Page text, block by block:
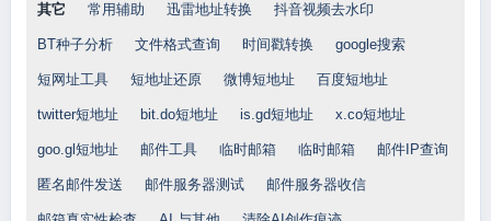
其它 常用辅助 迅雷地址转换 抖音视频去水印
BT种子分析 文件格式查询 时间戳转换 google搜索
短网址工具 短地址还原 微博短地址 百度短地址
twitter短地址 bit.do短地址 is.gd短地址 x.co短地址
goo.gl短地址 邮件工具 临时邮箱 临时邮箱 邮件IP查询
匿名邮件发送 邮件服务器测试 邮件服务器收信